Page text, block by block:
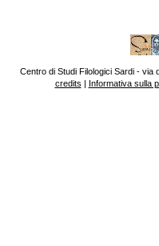
Centro di Studi Filologici Sardi - via
credits | Informativa sulla